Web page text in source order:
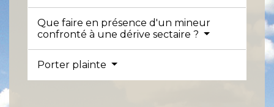
Que faire en présence d'un mineur
confronté à une dérive sectaire ?
Porter plainte